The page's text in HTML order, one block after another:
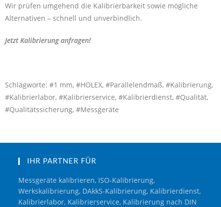
Wir prüfen umgehend die Kalibrierbarkeit sowie mögliche
Alternativen – schnell und unverbindlich.
Jetzt Kalibrierung anfragen!
Schlagworte: #1 mm, #HOLEX, #Parallelendmaß, #Kalibrierung,
#Kalibrierlabor, #Kalibrierservice, #Kalibrierdienst, #Qualität,
#Qualitätssicherung, #Messgeräte
IHR PARTNER FÜR
Messgeräte kalibrieren, ISO-Kalibrierung,
Werkskalibrierung, DAkkS-Kalibrierung, Kalibrierdienst,
Kalibrierlabor, Kalibrierservice, Kalibrierung nach DIN